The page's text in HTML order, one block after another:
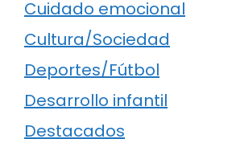
Cuidado emocional
Cultura/Sociedad
Deportes/Fútbol
Desarrollo infantil
Destacados